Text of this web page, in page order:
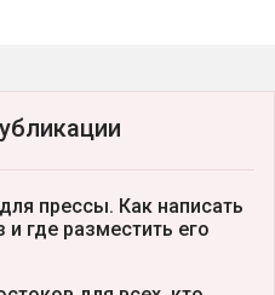
прессы. Как написать
где разместить его